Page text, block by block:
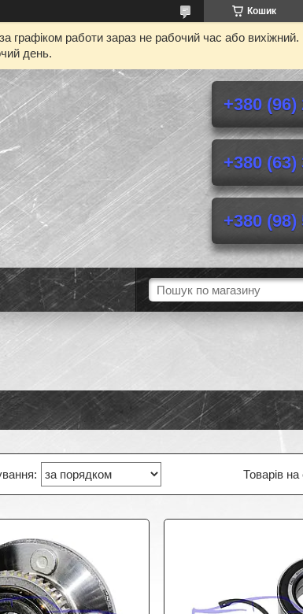
Кошик
работи зараз не рабочий час або
день.
+380 (96)
+380 (63)
+380 (98)